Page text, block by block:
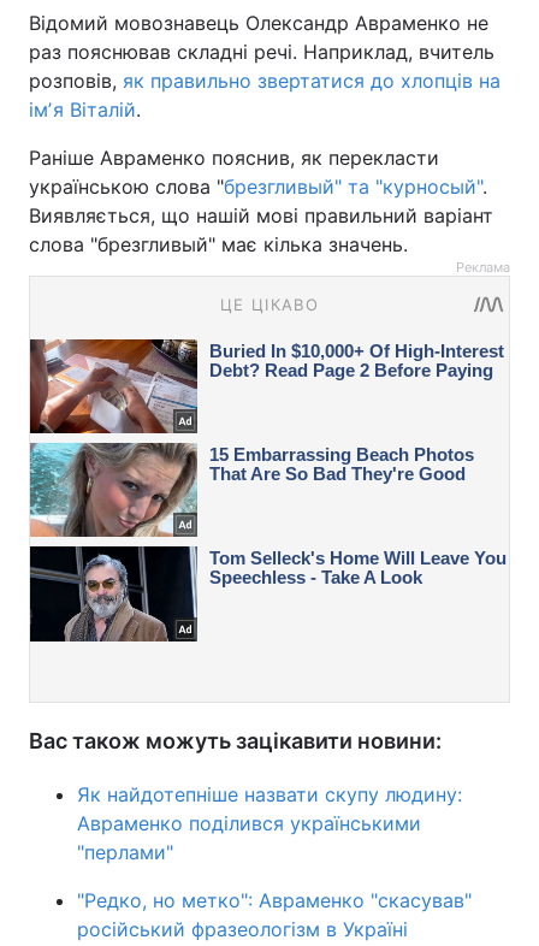
Відомий мовознавець Олександр Авраменко не
раз пояснював складні речі. Наприклад, вчитель
розповів, як правильно звертатися до хлопців на
імʼя Віталій.
Раніше Авраменко пояснив, як перекласти
українською слова "брезгливый" та "курносый".
Виявляється, що нашій мові правильний варіант
слова "брезгливый" має кілька значень.
Реклама
Вас також можуть зацікавити новини:
Як найдотепніше назвати скупу людину:
Авраменко поділився українськими
"перлами"
"Редко, но метко": Авраменко "скасував"
російський фразеологізм в Україні